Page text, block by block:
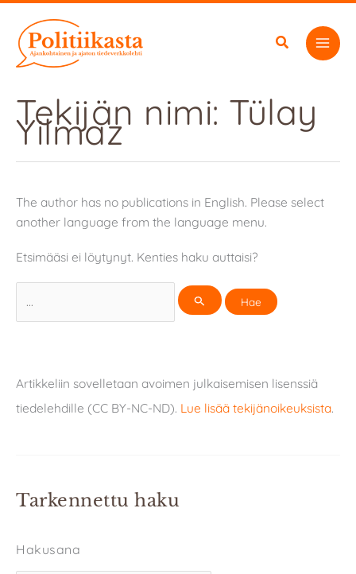
sisältöön
Tekijän nimi: Tülay
Yilmaz
The author has no publications in English. Please select
another language from the language menu.
Etsimääsi ei löytynyt. Kenties haku auttaisi?
for:
Artikkeliin sovelletaan avoimen julkaisemisen lisenssiä
tiedelehdille (CC BY-NC-ND). Lue lisää tekijänoikeuksista.
Tarkennettu haku
Hakusana